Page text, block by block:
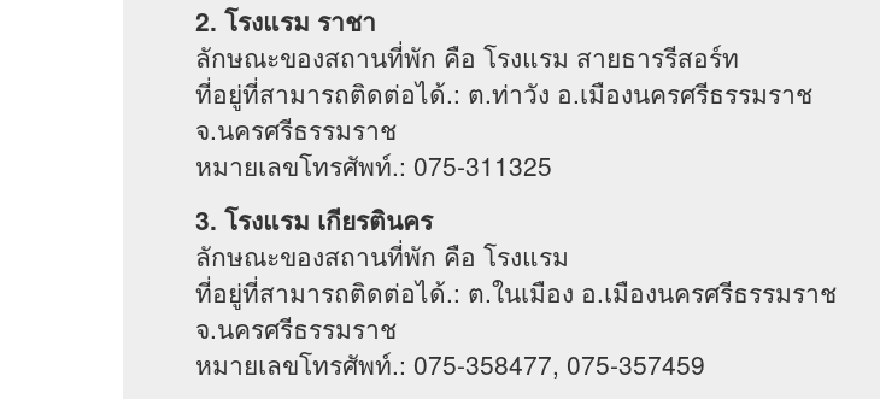
2. โรงแรม ราชา
ลักษณะของสถานที่พัก คือ โรงแรม สายธารรีสอร์ท
ที่อยู่ที่สามารถติดต่อได้.: ต.ท่าวัง อ.เมืองนครศรีธรรมราช
จ.นครศรีธรรมราช
หมายเลขโทรศัพท์.: 075-311325
3. โรงแรม เกียรตินคร
ลักษณะของสถานที่พัก คือ โรงแรม
ที่อยู่ที่สามารถติดต่อได้.: ต.ในเมือง อ.เมืองนครศรีธรรมราช
จ.นครศรีธรรมราช
หมายเลขโทรศัพท์.: 075-358477, 075-357459